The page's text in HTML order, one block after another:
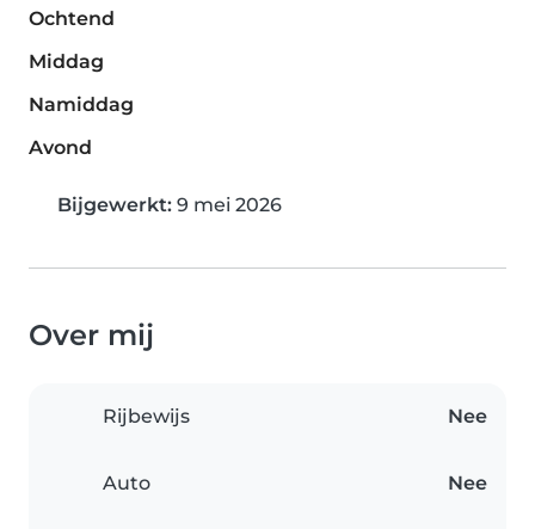
Ochtend
Middag
Namiddag
Avond
Bijgewerkt: 9 mei 2026
Over mij
Rijbewijs Nee
Auto Nee